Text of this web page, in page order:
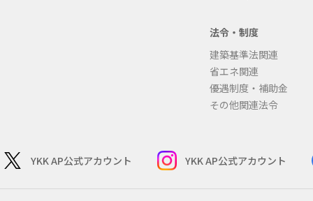
法令・制度
建築基準法関連
省エネ関連
優遇制度・補助金
その他関連法令
YKK AP公式アカウント YKK AP公式アカウント